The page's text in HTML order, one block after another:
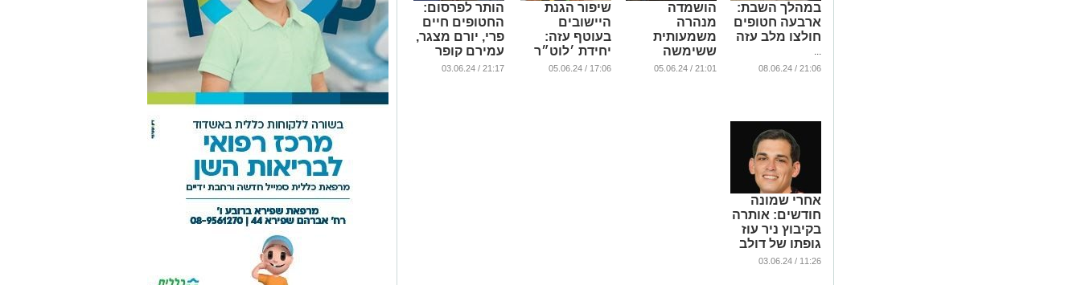
במהלך השבת:
ארבעה חטופים
חולצו מלב עזה
...
21:06 / 08.06.24
הושמדה
מנהרה
משמעותית
ששימשה
להתעצמות
21:01 / 05.06.24
שיפור הגנת
היישובים
בעוטף עזה:
יחידת ׳לוט״ר
עוטף׳ הוקמה
17:06 / 05.06.24
הותר לפרסום:
החטופים חיים
פרי, יורם מצגר,
עמירם קופר
ונדב פופלוול
21:17 / 03.06.24
אחרי שמונה
חודשים: אותרה
בקיבוץ ניר עוז
גופתו של דולב
יהוד הי"ד
11:26 / 03.06.24